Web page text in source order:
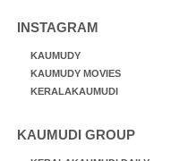
INSTAGRAM
KAUMUDY
KAUMUDY MOVIES
KERALAKAUMUDI
KAUMUDI GROUP